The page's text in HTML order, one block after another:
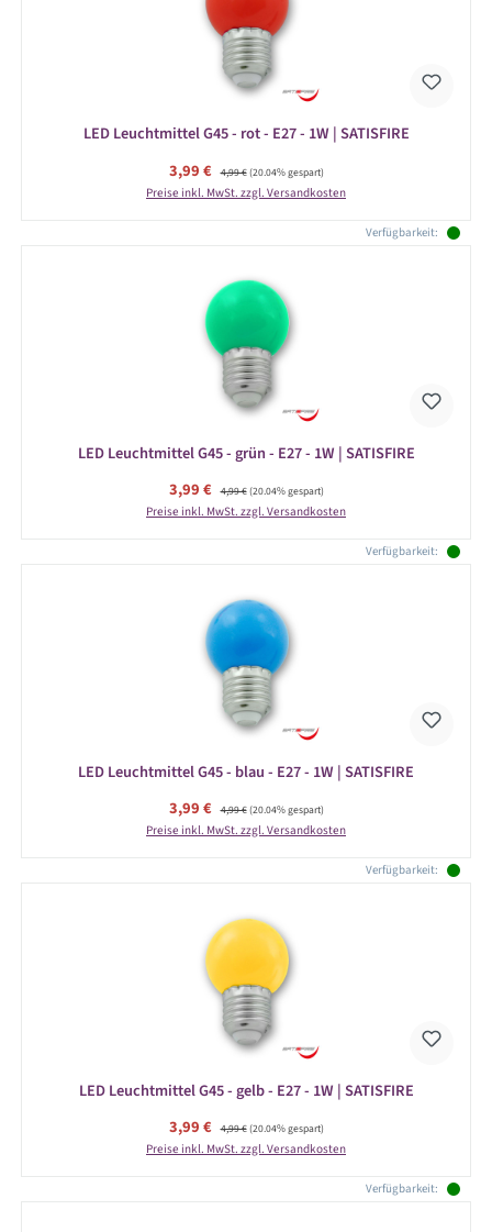
LED Leuchtmittel G45 - rot - E27 - 1W | SATISFIRE
Verkaufspreis:
3,99 € Regulärer Preis:
4,99 €(20.04% gespart)
Preise inkl. MwSt. zzgl. Versandkosten
Verfügbarkeit:
LED Leuchtmittel G45 - grün - E27 - 1W | SATISFIRE
Verkaufspreis:
3,99 € Regulärer Preis:
4,99 €(20.04% gespart)
Preise inkl. MwSt. zzgl. Versandkosten
Verfügbarkeit:
LED Leuchtmittel G45 - blau - E27 - 1W | SATISFIRE
Verkaufspreis:
3,99 € Regulärer Preis:
4,99 €(20.04% gespart)
Preise inkl. MwSt. zzgl. Versandkosten
Verfügbarkeit:
LED Leuchtmittel G45 - gelb - E27 - 1W | SATISFIRE
Verkaufspreis:
3,99 € Regulärer Preis:
4,99 €(20.04% gespart)
Preise inkl. MwSt. zzgl. Versandkosten
Verfügbarkeit: